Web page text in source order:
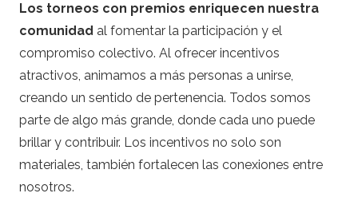
Los torneos con premios enriquecen nuestra
comunidad al fomentar la participación y el
compromiso colectivo. Al ofrecer incentivos
atractivos, animamos a más personas a unirse,
creando un sentido de pertenencia. Todos somos
parte de algo más grande, donde cada uno puede
brillar y contribuir. Los incentivos no solo son
materiales, también fortalecen las conexiones entre
nosotros.